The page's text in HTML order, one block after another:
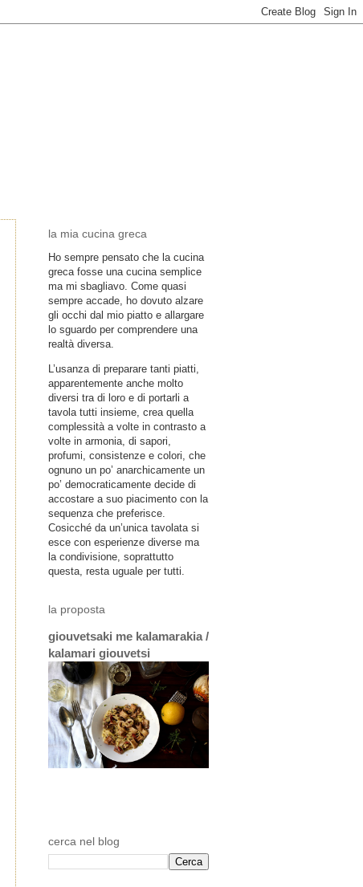
la mia cucina greca
Ho sempre pensato che la cucina
greca fosse una cucina semplice
ma mi sbagliavo. Come quasi
sempre accade, ho dovuto alzare
gli occhi dal mio piatto e allargare
lo sguardo per comprendere una
realtà diversa.
L’usanza di preparare tanti piatti,
apparentemente anche molto
diversi tra di loro e di portarli a
tavola tutti insieme, crea quella
complessità a volte in contrasto a
volte in armonia, di sapori,
profumi, consistenze e colori, che
ognuno un po’ anarchicamente un
po’ democraticamente decide di
accostare a suo piacimento con la
sequenza che preferisce.
Cosicché da un’unica tavolata si
esce con esperienze diverse ma
la condivisione, soprattutto
questa, resta uguale per tutti.
la proposta
giouvetsaki me kalamarakia /
kalamari giouvetsi
cerca nel blog